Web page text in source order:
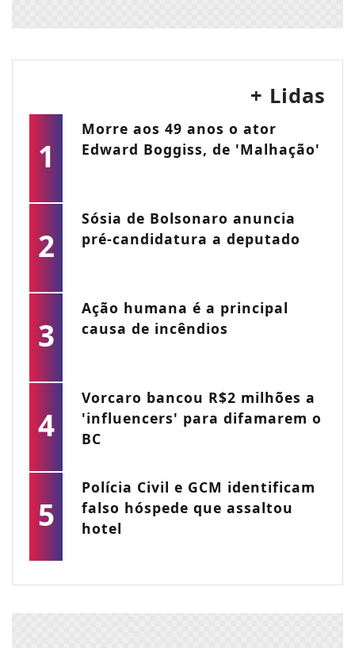
+ Lidas
1
Morre aos 49 anos o ator
Edward Boggiss, de 'Malhação'
2
Sósia de Bolsonaro anuncia
pré-candidatura a deputado
3
Ação humana é a principal
causa de incêndios
4
Vorcaro bancou R$2 milhões a
'influencers' para difamarem o
BC
5
Polícia Civil e GCM identificam
falso hóspede que assaltou
hotel